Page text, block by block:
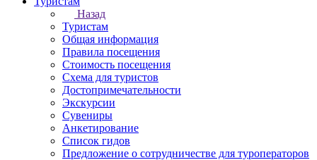
Назад
Туристам
Общая информация
Правила посещения
Стоимость посещения
Схема для туристов
Достопримечательности
Экскурсии
Сувениры
Анкетирование
Список гидов
Предложение о сотрудничестве для туроператоров